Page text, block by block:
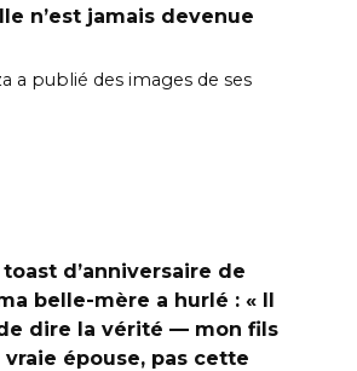
n’est jamais devenue
a publié des images de ses
d’anniversaire de
belle-mère a hurlé : « Il
dire la vérité — mon fils
épouse, pas cette